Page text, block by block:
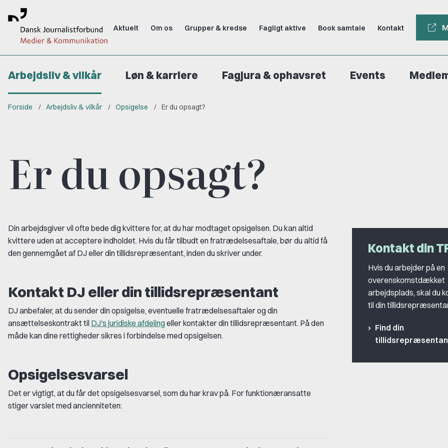
Aktuelt Om os Grupper & kredse Fagligt aktive Book samtale Kontakt
Arbejdsliv & vilkår Løn & karriere Fagjura & ophavsret Events
Forside Arbejdsliv & vilkår Opsigelse Er du opsagt?
Er du opsagt?
Din arbejdsgiver vil ofte bede dig kvittere for, at du har modtaget opsigelsen. Du kan altid
kvittere uden at acceptere indholdet. Hvis du får tilbudt en fratrædelsesaftale, bør du altid få
den gennemgået af DJ eller din tillidsrepræsentant, inden du skriver under.
Kontakt DJ eller din tillidsrepræsentant
DJ anbefaler, at du sender din opsigelse, eventuelle fratrædelsesaftaler og din
ansættelseskontrakt til DJ's juridiske afdelingeller kontakter din tillidsrepræsentant. På den
måde kan dine rettigheder sikres i forbindelse med opsigelsen.
Opsigelsesvarsel
Det er vigtigt, at du får det opsigelsesvarsel, som du har krav på. For funktionæransatte
stiger varslet med ancienniteten:
Kontakt din
Hvis du arbejder på en
overenskomstdækket
arbejdsplads, skal du
til din
Find din